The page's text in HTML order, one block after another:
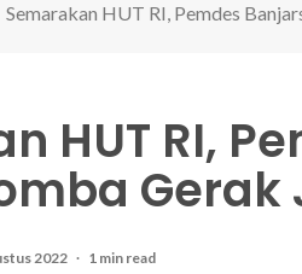
Semarakan HUT RI, Pemdes
HUT RI,
Gerak
2022 1 min read